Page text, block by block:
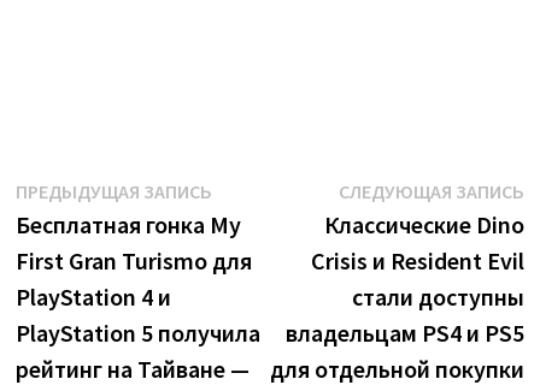
Навигация
по
записям
ПРЕДЫДУЩАЯ ЗАПИСЬПредыдущая
запись:
Бесплатная гонка My
First Gran Turismo для
PlayStation 4 и
PlayStation 5 получила
рейтинг на Тайване —
СЛЕДУЮЩАЯ ЗАПИСЬ
Классические Dino
Crisis и Resident Evil
стали доступны
владельцам PS4 и PS5
для отдельной покупки